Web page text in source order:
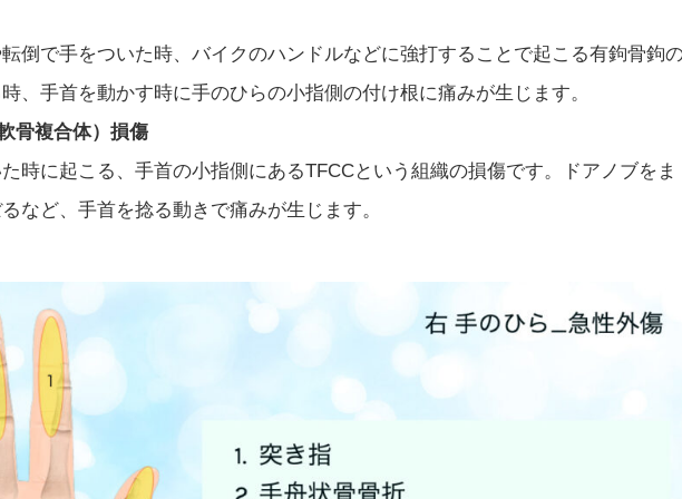
倒で手をついた時、バイクのハンドルなどに強打することで起こる有鉤骨鉤
、手首を動かす時に手のひらの小指側の付け根に痛みが生じます。
骨複合体）損傷
時に起こる、手首の小指側にあるTFCCという組織の損傷です。ドアノブをま
など、手首を捻る動きで痛みが生じます。